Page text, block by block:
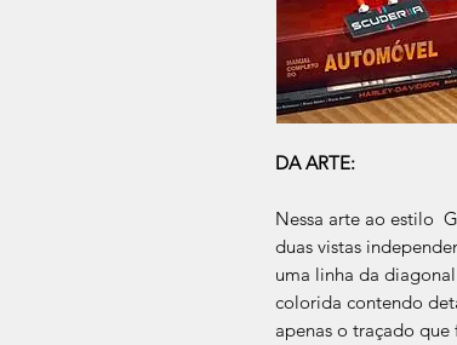
DA ARTE:
Nessa arte ao estilo
duas vistas
uma linha da
colorida contendo
apenas o traçado